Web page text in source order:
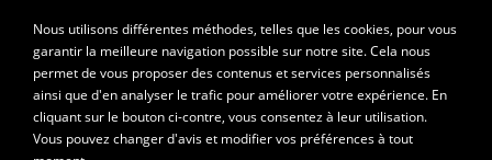
Nous utilisons différentes méthodes, telles que les cookies, pour vous
garantir la meilleure navigation possible sur notre site. Cela nous
permet de vous proposer des contenus et services personnalisés
ainsi que d'en analyser le trafic pour améliorer votre expérience. En
cliquant sur le bouton ci-contre, vous consentez à leur utilisation.
Vous pouvez changer d'avis et modifier vos préférences à tout